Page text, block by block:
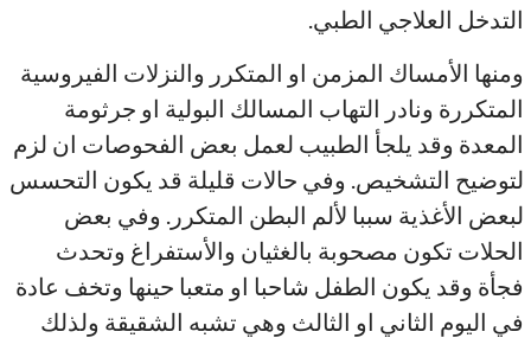
التدخل العلاجي الطبي.
ومنها الأمساك المزمن او المتكرر والنزلات الفيروسية
المتكررة ونادر التهاب المسالك البولية او جرثومة
المعدة وقد يلجأ الطبيب لعمل بعض الفحوصات ان لزم
لتوضيح التشخيص. وفي حالات قليلة قد يكون التحسس
لبعض الأغذية سببا لألم البطن المتكرر. وفي بعض
الحلات تكون مصحوبة بالغثيان والأستفراغ وتحدث
فجأة وقد يكون الطفل شاحبا او متعبا حينها وتخف عادة
في اليوم الثاني او الثالث وهي تشبه الشقيقة ولذلك